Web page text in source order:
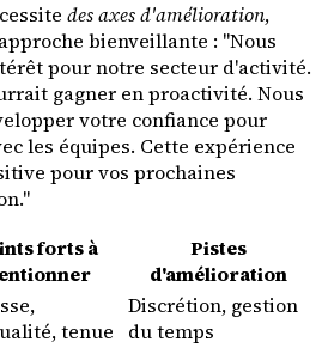
des axes d'amélioration,
bienveillante : "Nous
pour notre secteur d'activité.
gagner en proactivité. Nous
votre confiance pour
les équipes. Cette expérience
pour vos prochaines
forts à
Pistes
d'amélioration
tenue
Discrétion, gestion
du temps